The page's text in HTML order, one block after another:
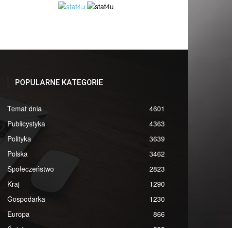
POPULARNE KATEGORIE
Temat dnia
4601
Publicystyka
4363
Polityka
3639
Polska
3462
Społeczeństwo
2823
Kraj
1290
Gospodarka
1230
Europa
866